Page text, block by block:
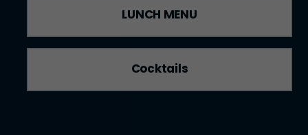
LUNCH MENU
Cocktails